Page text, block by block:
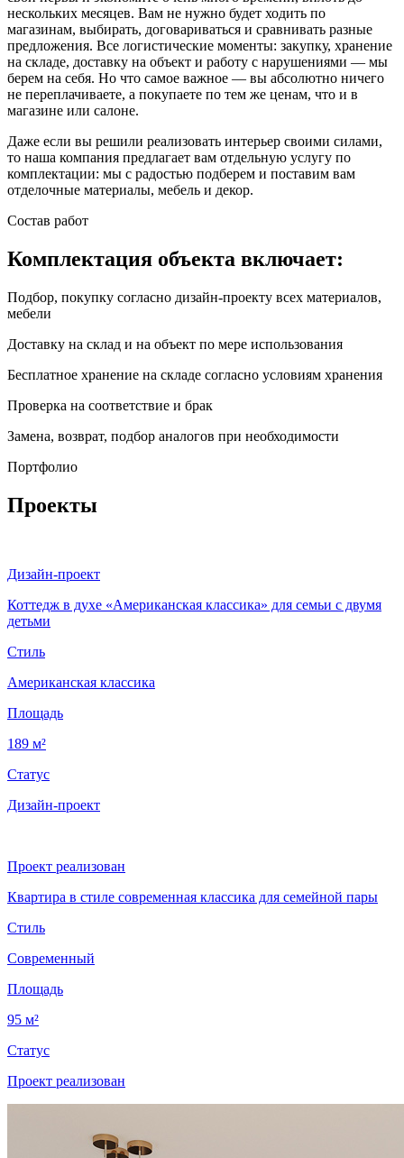
нескольких месяцев. Вам не нужно будет ходить по
магазинам, выбирать, договариваться и сравнивать разные
предложения. Все логистические моменты: закупку, хранение
на складе, доставку на объект и работу с нарушениями — мы
берем на себя. Но что самое важное — вы абсолютно ничего
не переплачиваете, а покупаете по тем же ценам, что и в
магазине или салоне.
Даже если вы решили реализовать интерьер своими силами,
то наша компания предлагает вам отдельную услугу по
комплектации: мы с радостью подберем и поставим вам
отделочные материалы, мебель и декор.
Состав работ
Комплектация объекта включает:
Подбор, покупку согласно дизайн-проекту всех материалов,
мебели
Доставку на склад и на объект по мере использования
Бесплатное хранение на складе согласно условиям хранения
Проверка на соответствие и брак
Замена, возврат, подбор аналогов при необходимости
Портфолио
Проекты
Дизайн-проект
Коттедж в духе «Американская классика» для семьи с двумя
детьми
Стиль
Американская классика
Площадь
189 м²
Статус
Дизайн-проект
Проект реализован
Квартира в стиле современная классика для семейной пары
Стиль
Современный
Площадь
95 м²
Статус
Проект реализован